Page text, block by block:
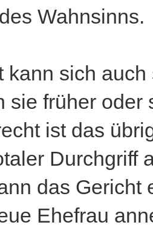
Wahnsinns.
kann sich
sie früher oder
ist das
Durchgriff
das Gericht
Ehefrau